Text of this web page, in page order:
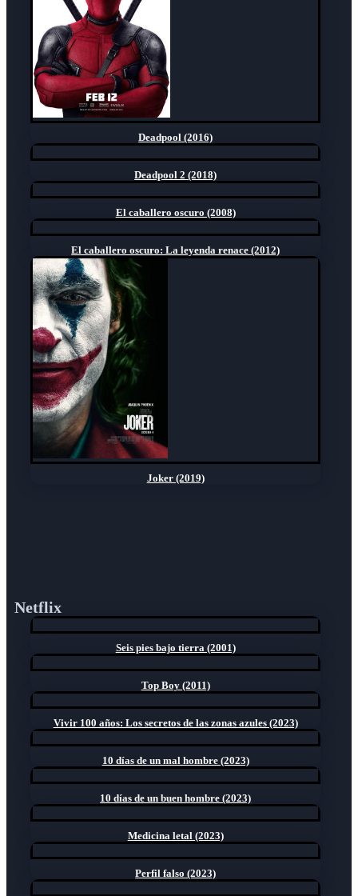
Deadpool (2016)
Deadpool 2 (2018)
El caballero oscuro (2008)
El caballero oscuro: La leyenda renace (2012)
Joker (2019)
Netflix
Seis pies bajo tierra (2001)
Top Boy (2011)
Vivir 100 años: Los secretos de las zonas azules (2023)
10 días de un mal hombre (2023)
10 días de un buen hombre (2023)
Medicina letal (2023)
Perfil falso (2023)